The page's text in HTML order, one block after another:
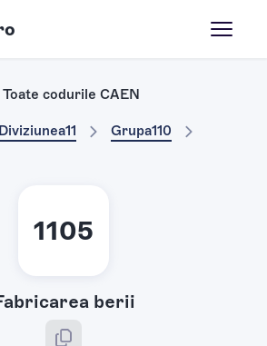
Toate codurile CAEN
Diviziunea11 Grupa110
1105
berii